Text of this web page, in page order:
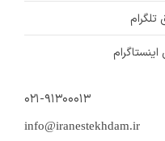
۰۲۱-۹۱۳۰۰۰۱۳
info@iranestekhdam.ir